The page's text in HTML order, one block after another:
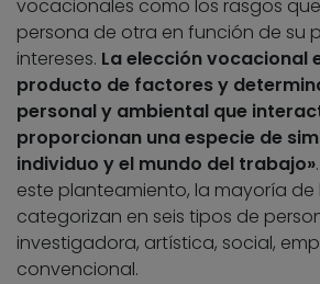
vocacionales como los rasgos
persona de otra en función de su
intereses. La elección vocacional
producto de factores y
personal y ambiental que
proporcionan una especie de
individuo y el mundo del trabajo»
este planteamiento, la mayoría de
categorizan en seis tipos de
investigadora, artística, social,
convencional.